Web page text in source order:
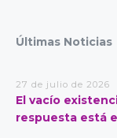
Últimas Noticias
27 de julio de 2026
El vacío
respuesta está